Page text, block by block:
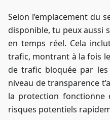
Selon l’emplacement du
disponible, tu peux aussi
en temps réel. Cela
trafic, montrant à la fois
de trafic bloquée par
niveau de transparence
la protection fonctionne
risques potentiels